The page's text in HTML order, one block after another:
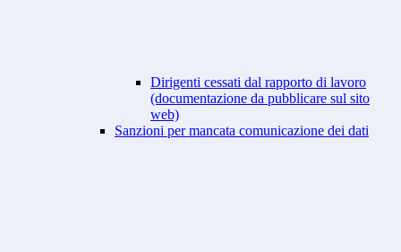
Dirigenti cessati dal rapporto di lavoro
(documentazione da pubblicare sul sito
web)
Sanzioni per mancata comunicazione dei dati